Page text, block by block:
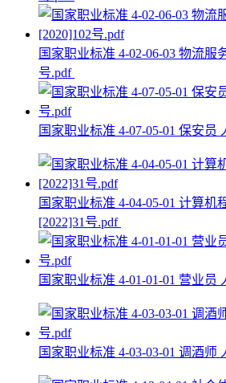
国家职业标准 4-02-06-03 物流服
号.pdf
国家职业标准 4-07-05-01 保安员
国家职业标准 4-04-05-01 计算机
[2022]31号.pdf
国家职业标准 4-01-01-01 营业员
国家职业标准 4-03-03-01 调酒师